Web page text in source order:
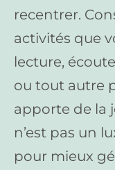
recentrer.
activités que
lecture,
ou tout autre
apporte de la
n’est pas un
pour mieux